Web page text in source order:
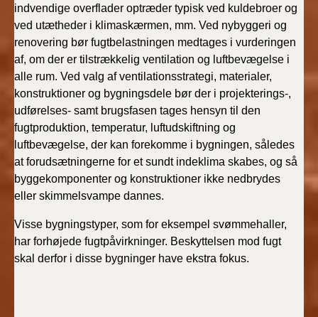
BR18 (1/1-9/3 2020)
BR18 (4/7-31/12
BR18 (1/1-4/7 2019)
BR18 (1/7-31/12
2018)
BR18 (1/1-30/6
2018)
BR15 (2015-2018)
indvendige overflader optræder typisk ved kuldebroer og
ved utætheder i klimaskærmen, mm. Ved nybyggeri og
renovering bør fugtbelastningen medtages i vurderingen
af, om der er tilstrækkelig ventilation og luftbevægelse i
alle rum. Ved valg af ventilationsstrategi, materialer,
konstruktioner og bygningsdele bør der i projekterings-,
udførelses- samt brugsfasen tages hensyn til den
fugtproduktion, temperatur, luftudskiftning og
luftbevægelse, der kan forekomme i bygningen, således
at forudsætningerne for et sundt indeklima skabes, og så
byggekomponenter og konstruktioner ikke nedbrydes
eller skimmelsvampe dannes.
Visse bygningstyper, som for eksempel svømmehaller,
har forhøjede fugtpåvirkninger. Beskyttelsen mod fugt
skal derfor i disse bygninger have ekstra fokus.